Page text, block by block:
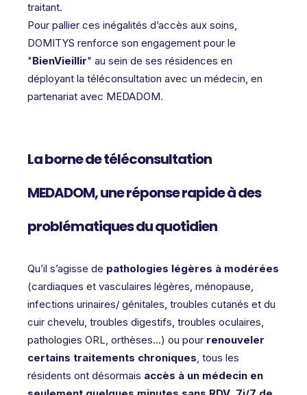
traitant.
Pour pallier ces inégalités d’accès aux soins,
DOMITYS renforce son engagement pour le
"BienVieillir" au sein de ses résidences en
déployant la téléconsultation avec un médecin, en
partenariat avec MEDADOM.
La borne de téléconsultation
MEDADOM, une réponse rapide à des
problématiques du quotidien
Qu’il s’agisse de pathologies légères à modérées
(cardiaques et vasculaires légères, ménopause,
infections urinaires/ génitales, troubles cutanés et du
cuir chevelu, troubles digestifs, troubles oculaires,
pathologies ORL, orthèses…) ou pour renouveler
certains traitements chroniques, tous les
résidents ont désormais accès à un médecin en